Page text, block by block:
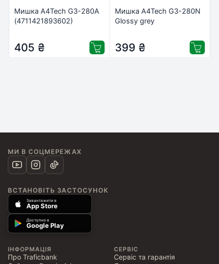
Мишка A4Tech G3-280A
(4711421893602)
405 ₴
Мишка A4Tech G3-280N
Glossy grey
399 ₴
МИ В СОЦМЕРЕЖАХ
ВСТАНОВІТЬ ЗАСТОСУНОК
Завантажити в
App Store
Доступно в
Google Play
ІНФОРМАЦІЯ
Про Traficbank
СЕРВІС
Сервіс та гарантія